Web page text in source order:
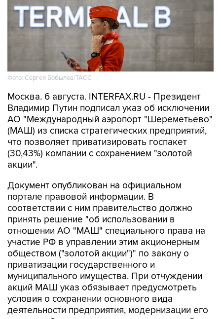
Фото: Сергей Бобылев/ТАСС
Москва. 6 августа. INTERFAX.RU - Президент
Владимир Путин подписал указ об исключении
АО "Международный аэропорт "Шереметьево"
(МАШ) из списка стратегических предприятий,
что позволяет приватизировать госпакет
(30,43%) компании с сохранением "золотой
акции".
Документ опубликован на официальном
портале правовой информации. В
соответствии с ним правительство должно
принять решение "об использовании в
отношении АО "МАШ" специального права на
участие РФ в управлении этим акционерным
обществом ("золотой акции")" по закону о
приватизации государственного и
муниципального имущества. При отчуждении
акций МАШ указ обязывает предусмотреть
условия о сохранении основного вида
деятельности предприятия, модернизации его